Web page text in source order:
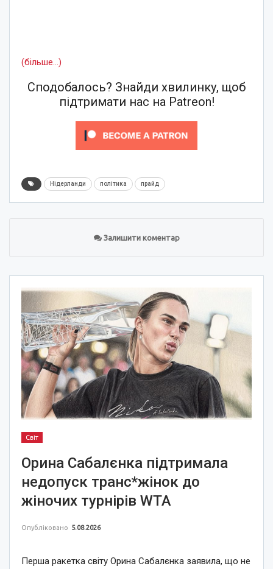
(більше…)
Сподобалось? Знайди хвилинку, щоб
підтримати нас на Patreon!
Нідерланди політика прайд
Залишити коментар
Світ
Орина Сабалєнка підтримала
недопуск транс*жінок до
жіночих турнірів WTA
Опубліковано 5.08.2026
Перша ракетка світу Орина Сабалєнка заявила, що не